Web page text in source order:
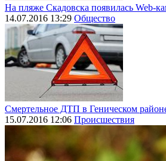
На пляже Скадовска появилась Web-
14.07.2016 13:29 Общество
Смертельное ДТП в Геническом
15.07.2016 12:06 Происшествия